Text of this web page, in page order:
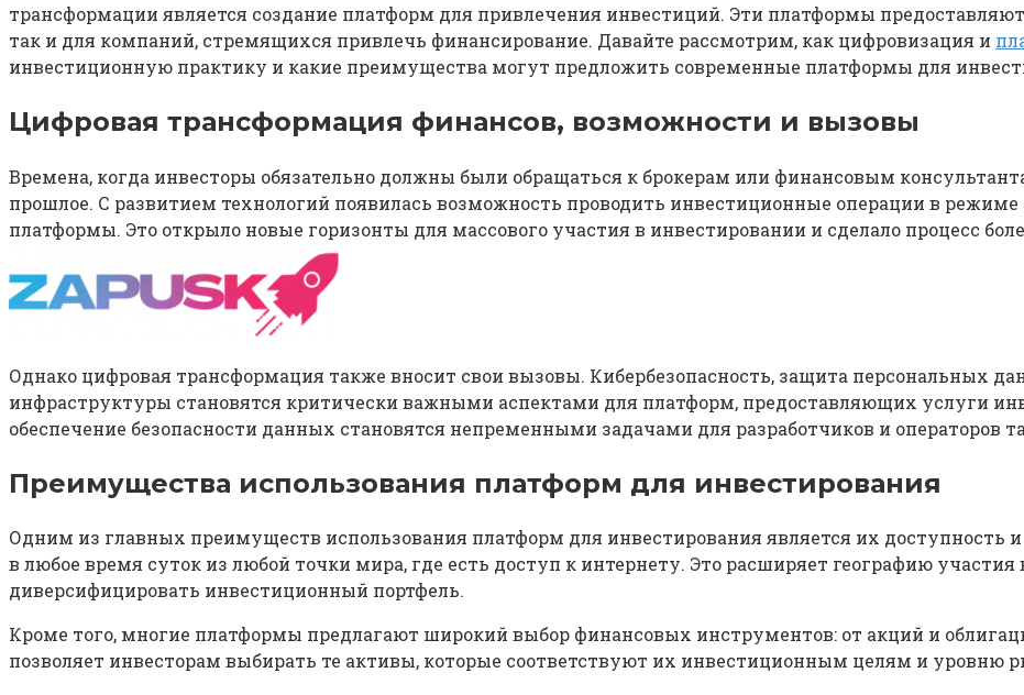
трансформации является создание платформ для привлечения инвестиций. Эти платформы
так и для компаний, стремящихся привлечь финансирование. Давайте рассмотрим, как цифровизация и
инвестиционную практику и какие преимущества могут предложить современные платформы для
Цифровая трансформация финансов, возможности и вызовы
Времена, когда инвесторы обязательно должны были обращаться к брокерам или финансовым
прошлое. С развитием технологий появилась возможность проводить инвестиционные операции в
платформы. Это открыло новые горизонты для массового участия в инвестировании и сделало процесс
Однако цифровая трансформация также вносит свои вызовы. Кибербезопасность, защита персональных
инфраструктуры становятся критически важными аспектами для платформ, предоставляющих услуги
обеспечение безопасности данных становятся непременными задачами для разработчиков и операторов
Преимущества использования платформ для инвестирования
Одним из главных преимуществ использования платформ для инвестирования является их доступность
в любое время суток из любой точки мира, где есть доступ к интернету. Это расширяет географию
диверсифицировать инвестиционный портфель.
Кроме того, многие платформы предлагают широкий выбор финансовых инструментов: от акций и
позволяет инвесторам выбирать те активы, которые соответствуют их инвестиционным целям и уровню